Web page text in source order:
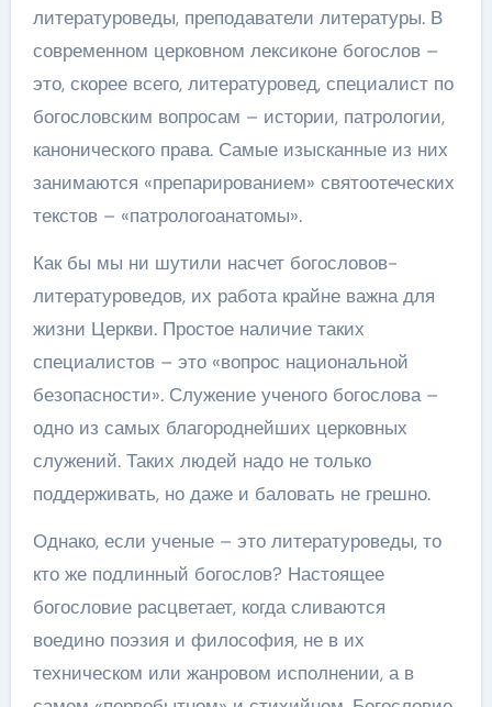
литературоведы, преподаватели литературы. В
современном церковном лексиконе богослов –
это, скорее всего, литературовед, специалист по
богословским вопросам – истории, патрологии,
канонического права. Самые изысканные из них
занимаются «препарированием» святоотеческих
текстов – «патрологоанатомы».
Как бы мы ни шутили насчет богословов-
литературоведов, их работа крайне важна для
жизни Церкви. Простое наличие таких
специалистов – это «вопрос национальной
безопасности». Служение ученого богослова –
одно из самых благороднейших церковных
служений. Таких людей надо не только
поддерживать, но даже и баловать не грешно.
Однако, если ученые – это литературоведы, то
кто же подлинный богослов? Настоящее
богословие расцветает, когда сливаются
воедино поэзия и философия, не в их
техническом или жанровом исполнении, а в